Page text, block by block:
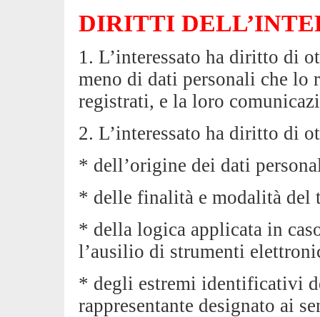
DIRITTI
1. L’interessato ha diritto di
meno di dati personali che lo
registrati, e la loro
2. L’interessato ha diritto di
* dell’origine dei dati
* delle finalità e modalità del
* della logica applicata in
l’ausilio di strumenti
* degli estremi identificativi
rappresentante designato ai